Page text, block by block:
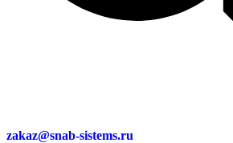
zakaz@snab-sistems.ru